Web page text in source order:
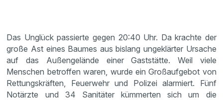
Das Unglück passierte gegen 20:40 Uhr. Da krachte der
große Ast eines Baumes aus bislang ungeklärter Ursache
auf das Außengelände einer Gaststätte. Weil viele
Menschen betroffen waren, wurde ein Großaufgebot von
Rettungskräften, Feuerwehr und Polizei alarmiert. Fünf
Notärzte und 34 Sanitäter kümmerten sich um die